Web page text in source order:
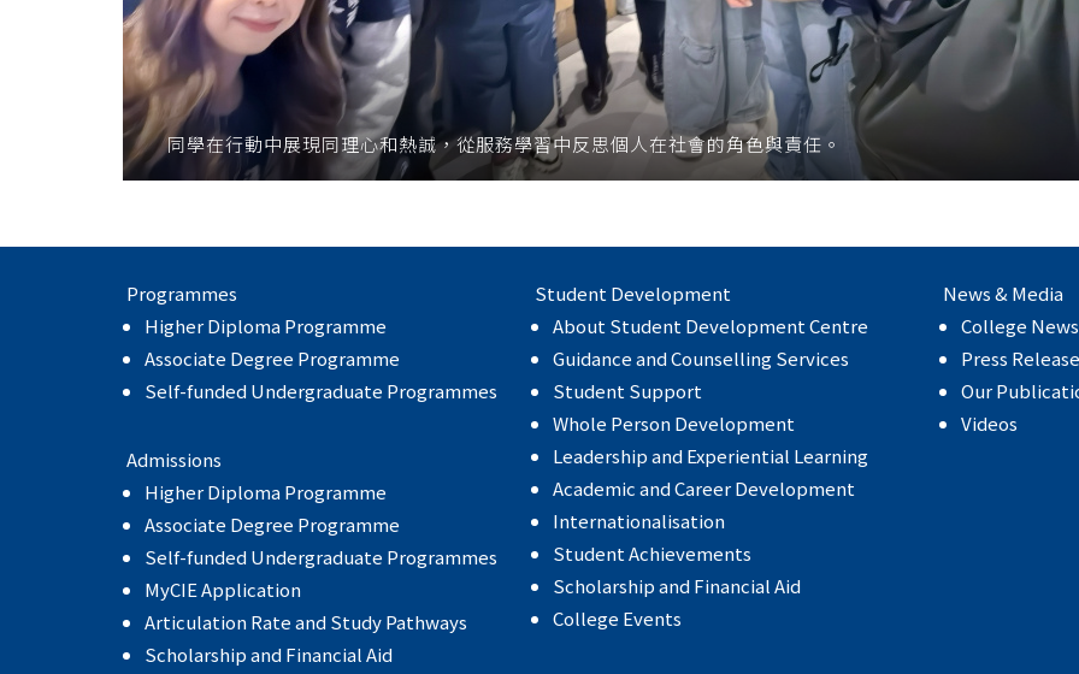
同學在行動中展現同理心和熱誠，從服務學習中反思個人在社會的角色與責任。
Programmes
Higher Diploma Programme
Associate Degree Programme
Self-funded Undergraduate Programmes
Admissions
Higher Diploma Programme
Associate Degree Programme
Self-funded Undergraduate Programmes
MyCIE Application
Articulation Rate and Study Pathways
Scholarship and Financial Aid
Student Development
About Student Development Centre
Guidance and Counselling Services
Student Support
Whole Person Development
Leadership and Experiential Learning
Academic and Career Development
Internationalisation
Student Achievements
Scholarship and Financial Aid
College Events
News & Media
College News
Press Release
Our
Videos